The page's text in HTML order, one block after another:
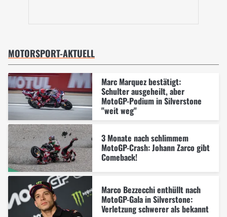
MOTORSPORT-AKTUELL
Marc Marquez bestätigt:
Schulter ausgeheilt, aber
MotoGP-Podium in Silverstone
"weit weg"
3 Monate nach schlimmem
MotoGP-Crash: Johann Zarco gibt
Comeback!
Marco Bezzecchi enthüllt nach
MotoGP-Gala in Silverstone:
Verletzung schwerer als bekannt